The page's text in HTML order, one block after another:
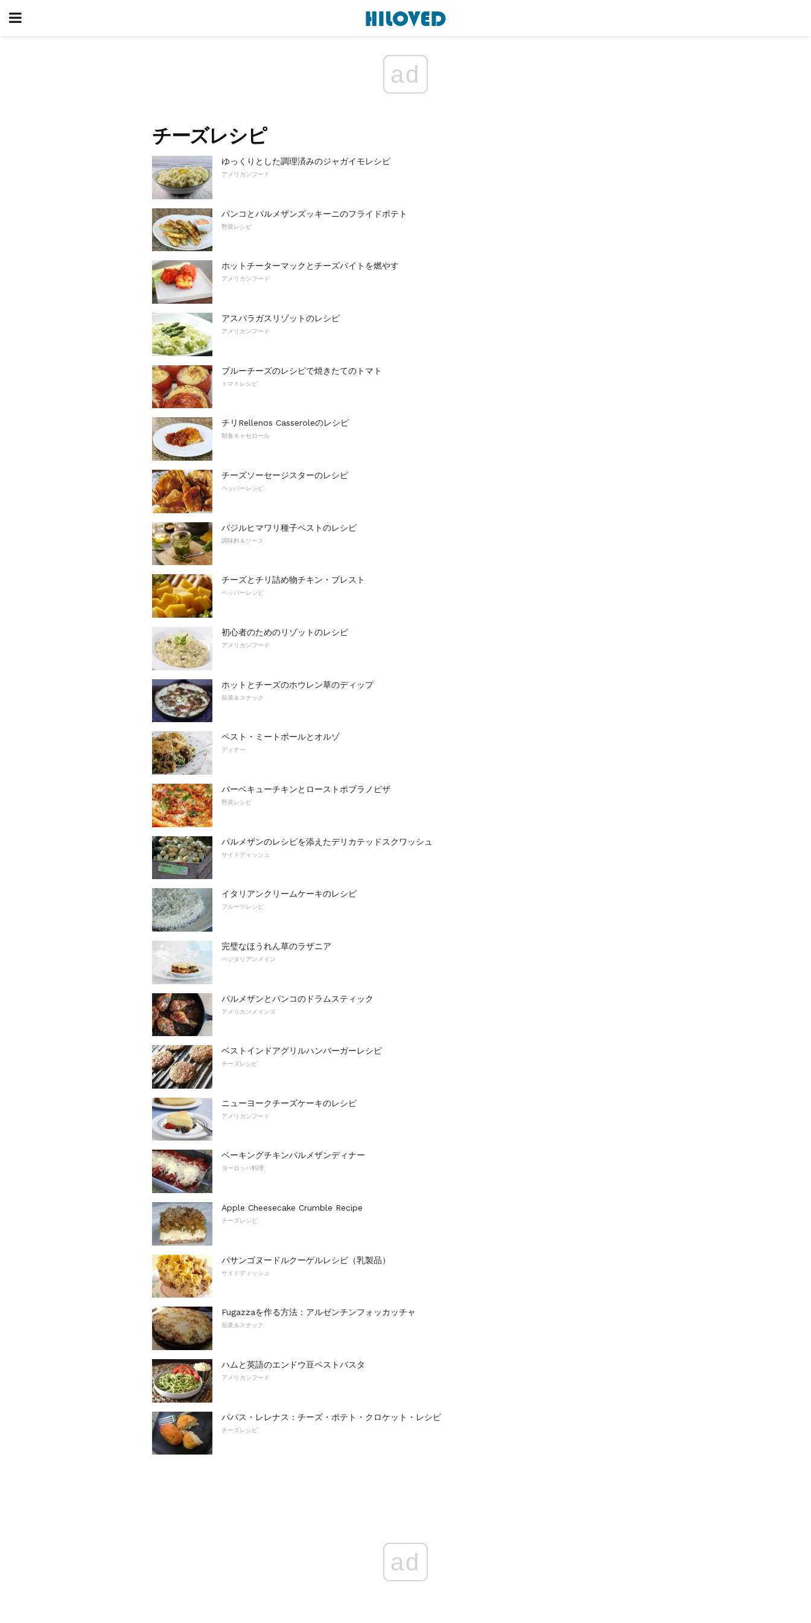
ad
チーズレシピ
ゆっくりとした調理済みのジャガイモレシピ
アメリカンフード
パンコとパルメザンズッキーニのフライドポテト
野菜レシピ
ホットチーターマックとチーズバイトを燃やす
アメリカンフード
アスパラガスリゾットのレシピ
アメリカンフード
ブルーチーズのレシピで焼きたてのトマト
トマトレシピ
チリRellenos Casseroleのレシピ
朝食キャセロール
チーズソーセージスターのレシピ
ペッパーレシピ
バジルヒマワリ種子ペストのレシピ
調味料＆ソース
チーズとチリ詰め物チキン・ブレスト
ペッパーレシピ
初心者のためのリゾットのレシピ
アメリカンフード
ホットとチーズのホウレン草のディップ
前菜＆スナック
ペスト・ミートボールとオルゾ
ディナー
バーベキューチキンとローストポブラノピザ
野菜レシピ
パルメザンのレシピを添えたデリカテッドスクワッシュ
サイドディッシュ
イタリアンクリームケーキのレシピ
フルーツレシピ
完璧なほうれん草のラザニア
ベジタリアンメイン
パルメザンとパンコのドラムスティック
アメリカンメインズ
ベストインドアグリルハンバーガーレシピ
チーズレシピ
ニューヨークチーズケーキのレシピ
アメリカンフード
ベーキングチキンパルメザンディナー
ヨーロッパ料理
Apple Cheesecake Crumble Recipe
チーズレシピ
パサンゴヌードルクーゲルレシピ（乳製品）
サイドディッシュ
Fugazzaを作る方法：アルゼンチンフォッカッチャ
前菜＆スナック
ハムと英語のエンドウ豆ペストパスタ
アメリカンフード
パパス・レレナス：チーズ・ポテト・クロケット・レシピ
チーズレシピ
ad